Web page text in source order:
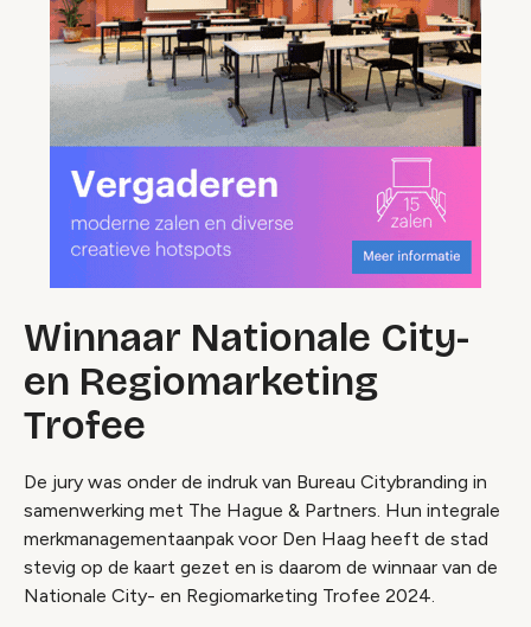
Winnaar Nationale City-
en Regiomarketing
Trofee
De jury was onder de indruk van Bureau Citybranding in
samenwerking met The Hague & Partners. Hun integrale
merkmanagementaanpak voor Den Haag heeft de stad
stevig op de kaart gezet en is daarom de winnaar van de
Nationale City- en Regiomarketing Trofee 2024.